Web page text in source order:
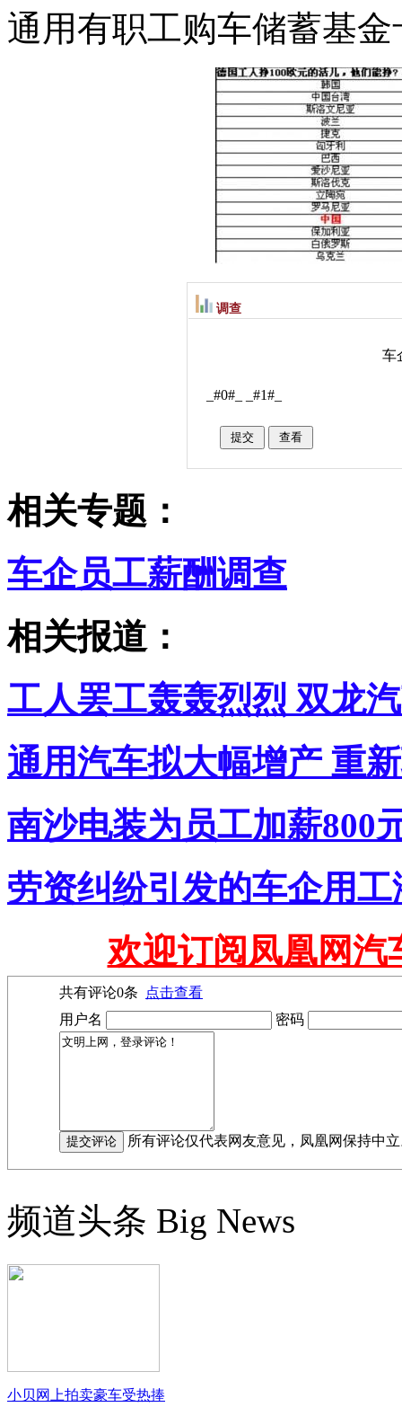
通用有职工购车储蓄基金
调查
车
_#0#_ _#1#_
相关专题：
车企员工薪酬调查
相关报道：
工人罢工轰轰烈烈 双龙
通用汽车拟大幅增产 重
南沙电装为员工加薪800
劳资纠纷引发的车企用
欢迎订阅凤凰网汽
共有评论0条
点击查看
用户名
密码
所有评论仅代表网友意见，凤凰网保持中
频道头条 Big News
小贝网上拍卖豪车受热捧